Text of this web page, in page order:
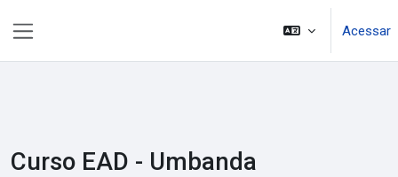
Acessar
Curso EAD - Umbanda